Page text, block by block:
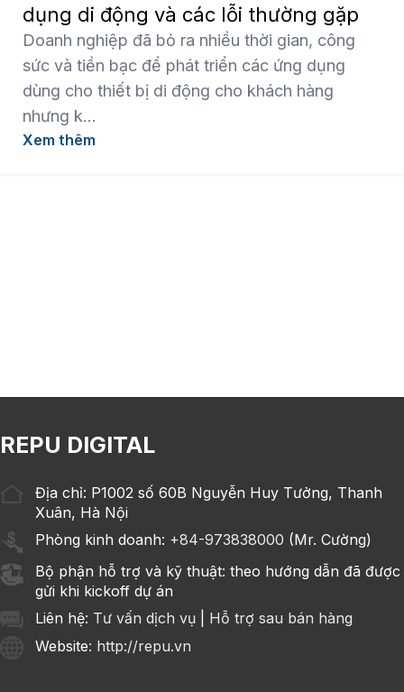
dụng di động và các lỗi thường gặp
Doanh nghiệp đã bỏ ra nhiều thời gian, công
sức và tiền bạc để phát triển các ứng dụng
dùng cho thiết bị di động cho khách hàng
nhưng k...
Xem thêm
REPU DIGITAL
Địa chỉ: P1002 số 60B Nguyễn Huy Tưởng, Thanh
Xuân, Hà Nội
Phòng kinh doanh: +84-973838000 (Mr. Cường)
Bộ phận hỗ trợ và kỹ thuật: theo hướng dẫn đã được
gửi khi kickoff dự án
Liên hệ: Tư vấn dịch vụ
Hỗ trợ sau bán hàng
Website: http://repu.vn